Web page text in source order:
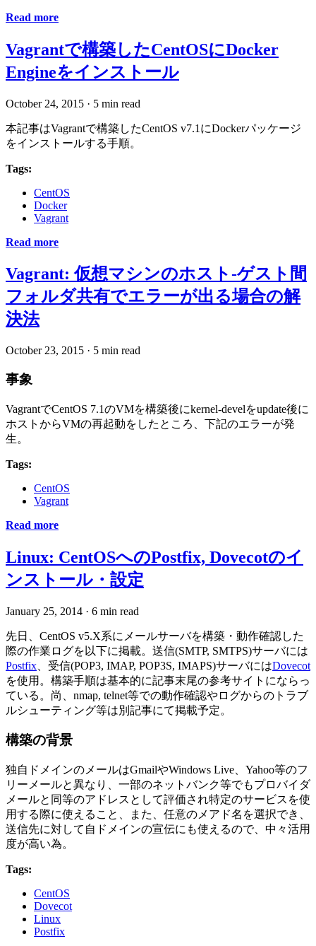
Read more
Vagrantで構築したCentOSにDocker
Engineをインストール
October 24, 2015 · 5 min read
本記事はVagrantで構築したCentOS v7.1にDockerパッケージ
をインストールする手順。
Tags:
CentOS
Docker
Vagrant
Read more
Vagrant: 仮想マシンのホスト-ゲスト間
フォルダ共有でエラーが出る場合の解
決法
October 23, 2015 · 5 min read
事象
VagrantでCentOS 7.1のVMを構築後にkernel-develをupdate後に
ホストからVMの再起動をしたところ、下記のエラーが発
生。
Tags:
CentOS
Vagrant
Read more
Linux: CentOSへのPostfix, Dovecotのイ
ンストール・設定
January 25, 2014 · 6 min read
先日、CentOS v5.X系にメールサーバを構築・動作確認した
際の作業ログを以下に掲載。送信(SMTP, SMTPS)サーバには
Postfix 、受信(POP3, IMAP, POP3S, IMAPS)サーバにはDovecot
を使用。構築手順は基本的に記事末尾の参考サイトにならっ
ている。尚、nmap, telnet等での動作確認やログからのトラブ
ルシューティング等は別記事にて掲載予定。
構築の背景
独自ドメインのメールはGmailやWindows Live、Yahoo等のフ
リーメールと異なり、一部のネットバンク等でもプロバイダ
メールと同等のアドレスとして評価され特定のサービスを使
用する際に使えること、また、任意のメアド名を選択でき、
送信先に対して自ドメインの宣伝にも使えるので、中々活用
度が高い為。
Tags:
CentOS
Dovecot
Linux
Postfix